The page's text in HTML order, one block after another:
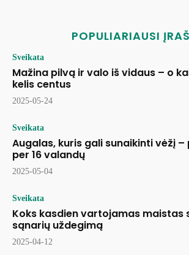
POPULIARIAUSI
Sveikata
Mažina pilvą ir valo iš vidaus – o
kelis centus
2025-05-24
Sveikata
Augalas, kuris gali sunaikinti vėžį
per 16 valandų
2025-05-04
Sveikata
Koks kasdien vartojamas maistas
sąnarių uždegimą
2025-04-12